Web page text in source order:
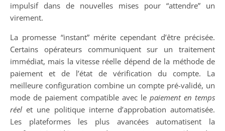
impulsif dans de nouvelles mises pour “attendre” un
virement.
La promesse “instant” mérite cependant d’être précisée.
Certains opérateurs communiquent sur un traitement
immédiat, mais la vitesse réelle dépend de la méthode de
paiement et de l’état de vérification du compte. La
meilleure configuration combine un compte pré-validé, un
mode de paiement compatible avec le paiement en temps
réel et une politique interne d’approbation automatisée.
Les plateformes les plus avancées automatisent la